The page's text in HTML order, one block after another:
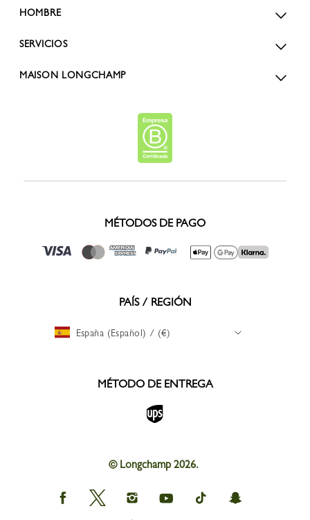
HOMBRE
SERVICIOS
MAISON LONGCHAMP
MÉTODOS DE PAGO
PAÍS / REGIÓN
España (Español) / (€)
MÉTODO DE ENTREGA
© Longchamp 2026.
Longchamp
on
Longchamp
on
Longchamp
on
Longchamp
on
Longchamp
on
Longchamp
on